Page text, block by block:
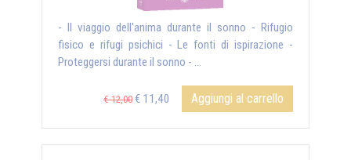
- Il viaggio dell'anima durante il sonno - Rifugio
fisico e rifugi psichici - Le fonti di ispirazione -
Proteggersi durante il sonno - ...
€ 12,00 € 11,40 Aggiungi al carrello